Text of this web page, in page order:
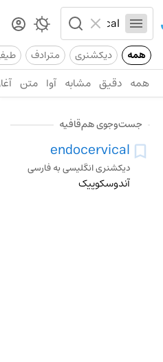
همه دیکشنری مترادف
همه دقیق مشابه آوا متن
جست‌وجوی هم‌قافیه
endocervical
دیکشنری انگلیسی به فارسی
آندوسکوپیک